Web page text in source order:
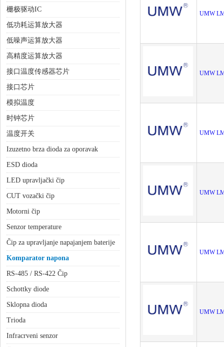
栅极驱动IC
低功耗运算放大器
低噪声运算放大器
高精度运算放大器
接口温度传感器芯片
接口芯片
模拟温度
时钟芯片
温度开关
Izuzetno brza dioda za oporavak
ESD dioda
LED upravljački čip
CUT vozački čip
Motorni čip
Senzor temperature
Čip za upravljanje napajanjem baterije
Komparator napona
RS-485 / RS-422 Čip
Schottky diode
Sklopna dioda
Trioda
Infracrveni senzor
UMW
UMW
UMW
UMW
UMW
UMW